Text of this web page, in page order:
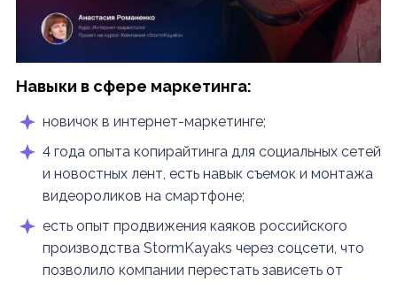
Навыки в сфере маркетинга:
новичок в интернет-маркетинге;
4 года опыта копирайтинга для социальных сетей
и новостных лент, есть навык съемок и монтажа
видеороликов на смартфоне;
есть опыт продвижения каяков российского
производства StormKayaks через соцсети, что
позволило компании перестать зависеть от